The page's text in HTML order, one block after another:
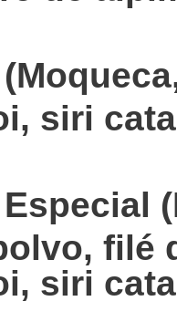
siri
filé
siri